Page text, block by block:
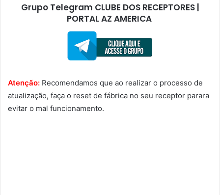
Grupo Telegram CLUBE DOS RECEPTORES |
PORTAL AZ AMERICA
Atenção: Recomendamos que ao realizar o processo de
atualização, faça o reset de fábrica no seu receptor parara
evitar o mal funcionamento.